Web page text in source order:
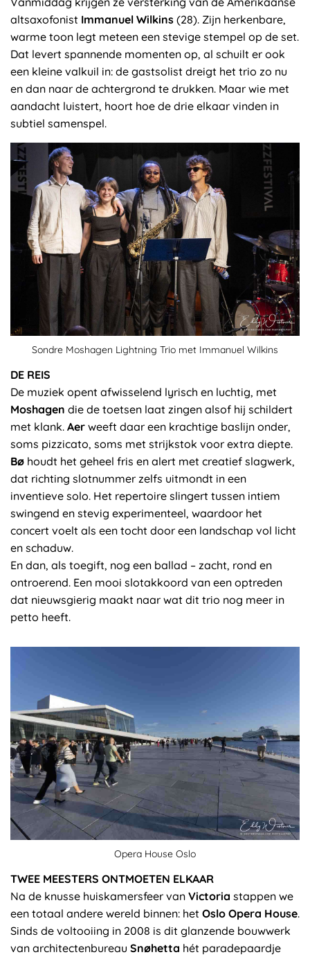
altsaxofonist Immanuel Wilkins (28). Zijn herkenbare,
warme toon legt meteen een stevige stempel op de set.
Dat levert spannende momenten op, al schuilt er ook
een kleine valkuil in: de gastsolist dreigt het trio zo nu
en dan naar de achtergrond te drukken. Maar wie met
aandacht luistert, hoort hoe de drie elkaar vinden in
subtiel samenspel.
Sondre Moshagen Lightning Trio met Immanuel Wilkins
DE REIS
De muziek opent afwisselend lyrisch en luchtig, met
Moshagen die de toetsen laat zingen alsof hij schildert
met klank. Aer weeft daar een krachtige baslijn onder,
soms pizzicato, soms met strijkstok voor extra diepte.
Bø houdt het geheel fris en alert met creatief slagwerk,
dat richting slotnummer zelfs uitmondt in een
inventieve solo. Het repertoire slingert tussen intiem
swingend en stevig experimenteel, waardoor het
concert voelt als een tocht door een landschap vol licht
en schaduw.
En dan, als toegift, nog een ballad – zacht, rond en
ontroerend. Een mooi slotakkoord van een optreden
dat nieuwsgierig maakt naar wat dit trio nog meer in
petto heeft.
Opera House Oslo
TWEE MEESTERS ONTMOETEN ELKAAR
Na de knusse huiskamersfeer van Victoria stappen we
een totaal andere wereld binnen: het Oslo Opera House.
Sinds de voltooiing in 2008 is dit glanzende bouwwerk
van architectenbureau Snøhetta hét paradepaardje